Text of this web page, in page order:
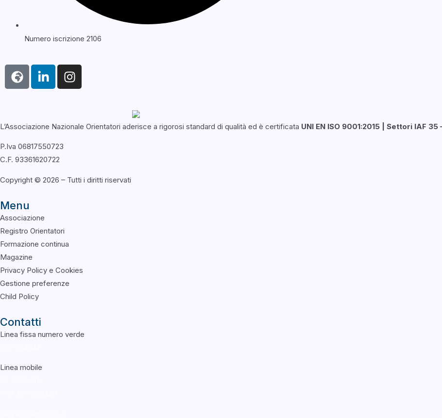
Numero iscrizione 2106
L’Associazione Nazionale Orientatori aderisce a rigorosi standard di qualità ed è certificata UNI EN ISO 9001:2015 | Settori IAF 35
P.Iva 06817550723
C.F. 93361620722
Copyright © 2026 – Tutti i diritti riservati
Menu
Associazione
Registro Orientatori
Formazione continua
Magazine
Privacy Policy e Cookies
Gestione preferenze
Child Policy
Contatti
Linea fissa numero verde
Linea mobile